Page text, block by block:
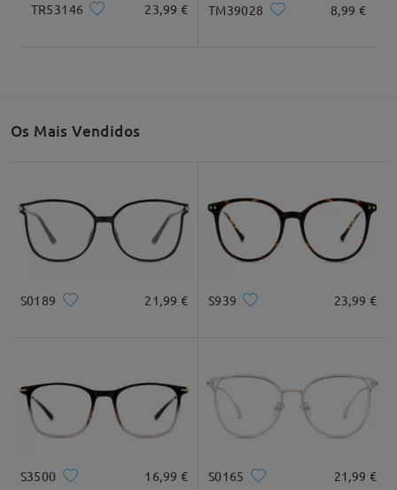
TR53146 23,99 € TM39028 8,99 €
Os Mais Vendidos
S0189 21,99 € S939 23,99 €
S3500 16,99 € S0165 21,99 €